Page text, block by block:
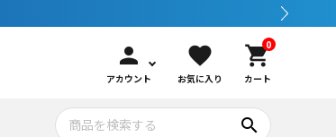
person
アカウント
favorite
お気に入り
0
shopping_cart
カート
search